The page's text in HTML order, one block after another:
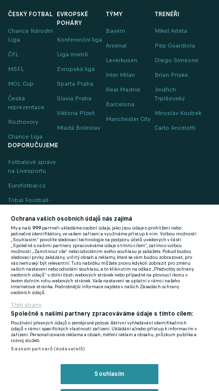
ČESKÝ FOTBAL
Chance Národní
Liga
ČFL
MSFL
MOL Cup
Česká
reprezentace
Rozhovory
Chance Liga
EVROPSKÉ
POHÁRY
Konferenční liga
Liga mistrů
Evropská liga
Sparta Praha
Slavia Praha
Viktoria Plzeň
Mladá Boleslav
TÝMY
Bayern
Arsenal
Leverkusen
Inter Milan
Real Madrid
Barcelona
Manchester City
TRENÉŘI
Mikel Arteta
Pep Guardiola
Diego Simeone
Brian Priske
Jindřich
Trpišovský
Miroslav Koubek
Carlo Ancelotti
DOPORUČUJEME
Fotbalové zprávy
na Livesportu
Eurofotbal.cz
Tribal Football -
(EN)
FlashFutbal (SK)
Tenisportal.cz
Tenisové zprávy
na Livesportu
Podmínky užití
Zásady ochrany osobních údajů
GDPR a žurnalistika
Ochrana vašich osobních údajů nás zajímá
My a naši999 partneři ukládáme osobní údaje, jako jsou údaje o prohlížení nebo
jedinečné identifikátory, ve vašem zařízení a využíváme přístup k nim. Volbou možnosti
„Souhlasím“ povolíte sledovací technologie na podporu účelů uvedených v části
„Společně s našimi partnery zpracováváme údaje s tímto cílem“, zatímco volbou
možnosti „Zamítnout vše“ nebo odvoláním svého souhlasu je zakážete. Pokud budou
sledovací prvky zakázány, určitý obsah a reklamy, které se vám budou zobrazovat, pro
vás nemusejí být relevantní. Tuto nabídku můžete znovu kdykoli zobrazit pro změnu
vašich nastavení nebo odvolání souhlasu, a to kliknutím na odkaz „Předvolby ochrany
osobních údajů“ v dolní části webových stránek nebo případně na plovoucí ikonu v
levém dolním rohu webových stránek. Vaše nastavení se uplatní v rámci našeho
Internetová stránka. Podrobnější informace najdete v našich Zásadách ochrany
osobních údajů.
Třetí strany
Společně s našimi partnery zpracováváme údaje s tímto cílem:
Používání přesných údajů o zeměpisné poloze. Aktivní vyhledávání identifikačních
údajů v rámci specifických vlastností zařízení. Ukládání a/nebo přístup k informacím v
zařízení. Personalizovaná reklama a obsah, měření reklam a obsahu, průzkum publika a
rozvoj služeb.
Seznam partnerů (dodavatelů)
Souhlasím